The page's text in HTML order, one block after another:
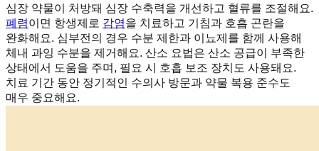
심장 약물이 처방돼 심장 수축력을 개선하고 혈류를 조절해요.
폐렴이면 항생제로 감염을 치료하고 기침과 호흡 곤란을
완화해요. 심부전의 경우 수분 제한과 이뇨제를 함께 사용해
체내 과잉 수분을 제거해요. 산소 요법은 산소 공급이 부족한
상태에서 도움을 주며, 필요 시 호흡 보조 장치도 사용돼요.
치료 기간 동안 정기적인 수의사 방문과 약물 복용 준수도
매우 중요해요.